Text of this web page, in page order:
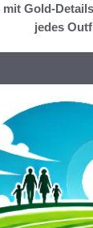
mit Gold-
jedes